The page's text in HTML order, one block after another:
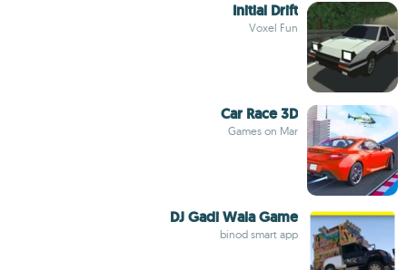
Initial Drift
Voxel Fun
Car Race 3D
Games on Mar
DJ Gadi Wala Game
binod smart app